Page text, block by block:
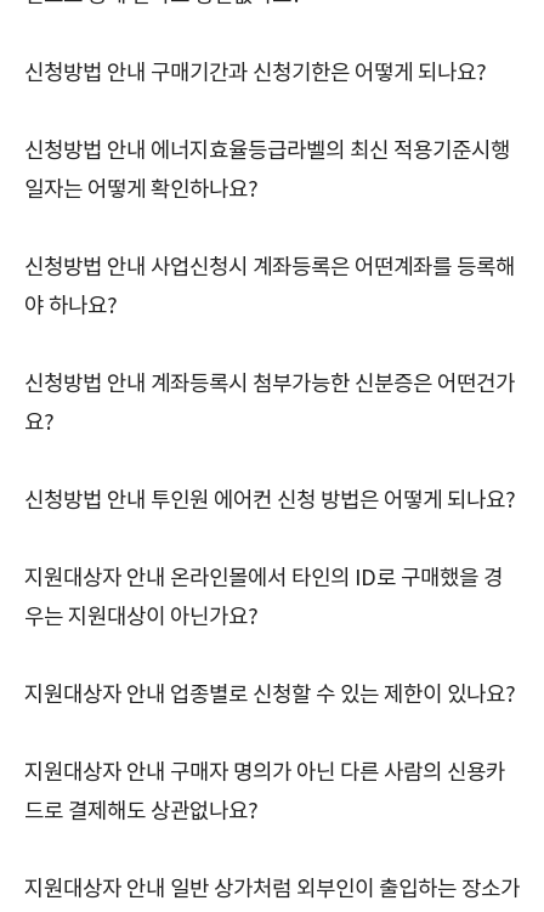
신청방법 안내 구매기간과 신청기한은 어떻게 되나요?
신청방법 안내 에너지효율등급라벨의 최신 적용기준시행
일자는 어떻게 확인하나요?
신청방법 안내 사업신청시 계좌등록은 어떤계좌를 등록해
야 하나요?
신청방법 안내 계좌등록시 첨부가능한 신분증은 어떤건가
요?
신청방법 안내 투인원 에어컨 신청 방법은 어떻게 되나요?
지원대상자 안내 온라인몰에서 타인의 ID로 구매했을 경
우는 지원대상이 아닌가요?
지원대상자 안내 업종별로 신청할 수 있는 제한이 있나요?
지원대상자 안내 구매자 명의가 아닌 다른 사람의 신용카
드로 결제해도 상관없나요?
지원대상자 안내 일반 상가처럼 외부인이 출입하는 장소가